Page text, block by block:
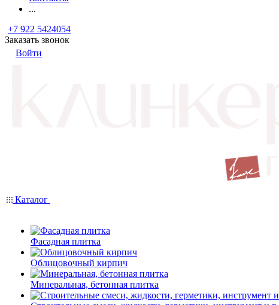
...
+7 922 5424054
Заказать звонок
Войти
Каталог
Фасадная плитка
Облицовочный кирпич
Минеральная, бетонная плитка